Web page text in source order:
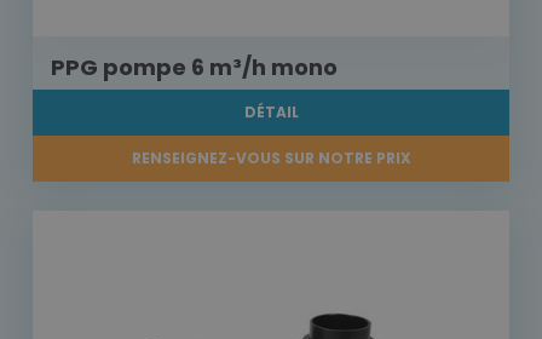
PPG pompe 6 m³/h mono
DÉTAIL
RENSEIGNEZ-VOUS SUR NOTRE PRIX